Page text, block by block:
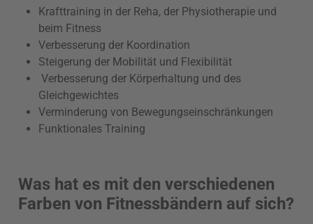
Krafttraining in der Reha, der Physiotherapie und
beim Fitness
Verbesserung der Koordination
Steigerung der Mobilität und Flexibilität
Verbesserung der Körperhaltung und des
Gleichgewichtes
Verminderung von Bewegungseinschränkungen
Funktionales Training
Was hat es mit den verschiedenen
Farben von Fitnessbändern auf sich?